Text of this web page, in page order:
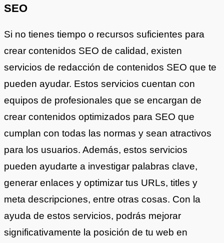
SEO
Si no tienes tiempo o recursos suficientes para
crear contenidos SEO de calidad, existen
servicios de redacción de contenidos SEO que te
pueden ayudar. Estos servicios cuentan con
equipos de profesionales que se encargan de
crear contenidos optimizados para SEO que
cumplan con todas las normas y sean atractivos
para los usuarios. Además, estos servicios
pueden ayudarte a investigar palabras clave,
generar enlaces y optimizar tus URLs, titles y
meta descripciones, entre otras cosas. Con la
ayuda de estos servicios, podrás mejorar
significativamente la posición de tu web en